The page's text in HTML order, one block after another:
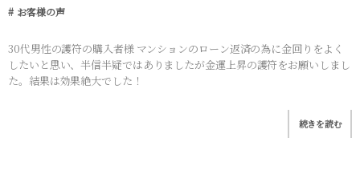
お客様の声
30代男性の護符の購入者様 マンションのローン返済の為に金回りをよく
したいと思い、半信半疑ではありましたが金運上昇の護符をお願いしまし
た。結果は効果絶大でした！
続きを読む